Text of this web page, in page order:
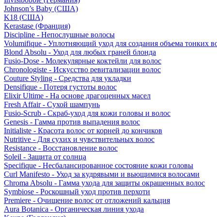
Johnson’s Baby (США)
K18 (США)
Kerastase (Франция)
Discipline - Непослушные волосы
Volumifique - Уплотняющий уход для создания объема тонких
Blond Absolu - Уход для любых граней блонда
Fusio-Dose - Молекулярные коктейли для волос
Chronologiste - Искусство ревитализации волос
Couture Styling - Средства для укладки
Densifique - Потеря густоты волос
Elixir Ultime - На основе драгоценных масел
Fresh Affair - Сухой шампунь
Fusio-Scrub - Скраб-уход для кожи головы и волос
Genesis - Гамма против выпадения волос
Initialiste - Красота волос от корней до кончиков
Nutritive - Для сухих и чувствительных волос
Resistance - Восстановление волос
Soleil - Защита от солнца
Specifique - Несбалансированное состояние кожи головы
Curl Manifesto - Уход за кудрявыми и вьющимися волосами
Chroma Absolu - Гамма ухода для защиты окрашенных волос
Symbiose - Роскошный уход против перхоти
Premiere - Очищение волос от отложений кальция
Aura Botanica - Органическая линия ухода